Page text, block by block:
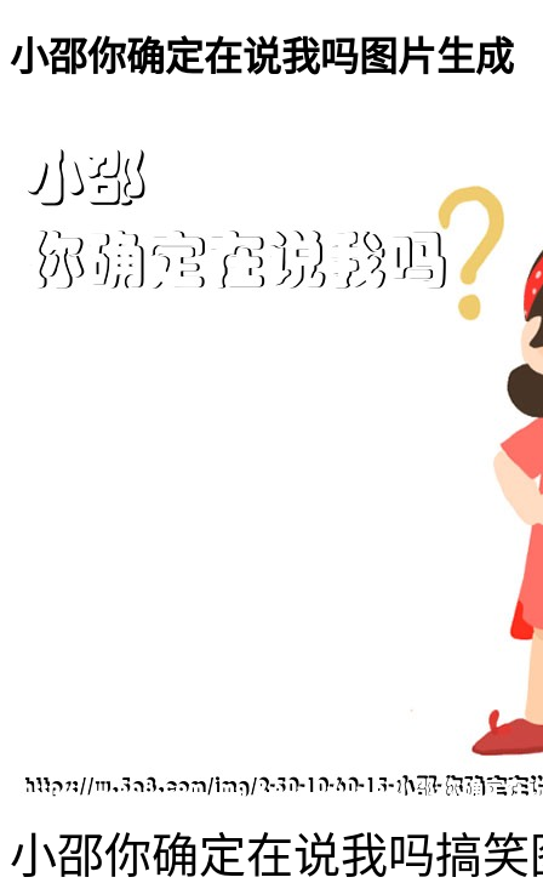
小邵你确定在说我吗图片生成
小邵你确定在说我吗搞笑